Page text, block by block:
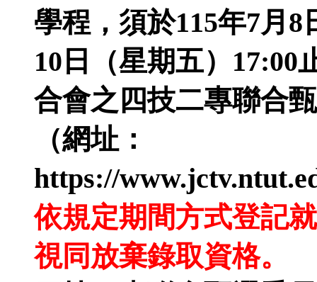
學程，須於115年7月8
10日（星期五）17:00
合會之四技二專聯合
（網址：
https://
依規定期間方式登記
視同放棄錄取資格。